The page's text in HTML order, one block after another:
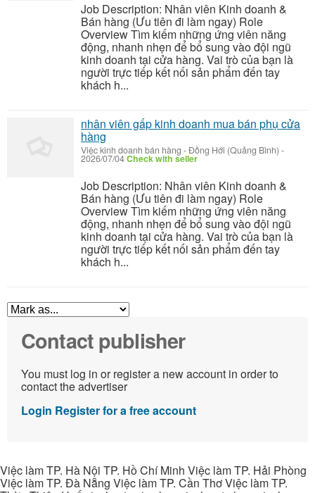
Job Description: Nhân viên Kinh doanh &
Bán hàng (Ưu tiên đi làm ngay) Role
Overview Tìm kiếm những ứng viên năng
động, nhanh nhẹn để bổ sung vào đội ngũ
kinh doanh tại cửa hàng. Vai trò của bạn là
người trực tiếp kết nối sản phẩm đến tay
khách h...
nhân viên gấp kinh doanh mua bán phụ cửa
hàng
Việc kinh doanh bán hàng -Đồng Hới (Quảng Bình) -
2026/07/04Check with seller
Job Description: Nhân viên Kinh doanh &
Bán hàng (Ưu tiên đi làm ngay) Role
Overview Tìm kiếm những ứng viên năng
động, nhanh nhẹn để bổ sung vào đội ngũ
kinh doanh tại cửa hàng. Vai trò của bạn là
người trực tiếp kết nối sản phẩm đến tay
khách h...
Contact publisher
You must log in or register a new account in order to
contact the advertiser
Login Register for a free account
Việc làm TP. Hà Nội TP. Hồ Chí Minh Việc làm TP. Hải Phòng
Việc làm TP. Đà Nẵng Việc làm TP. Cần Thơ Việc làm TP.